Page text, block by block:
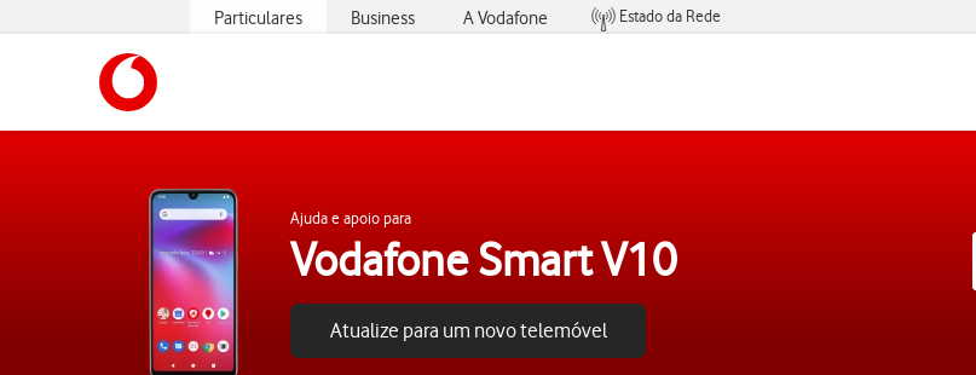
Particulares Business A Vodafone
Estado da Rede
Ajuda e apoio para
Vodafone Smart V10
Atualize para um novo telemóvel